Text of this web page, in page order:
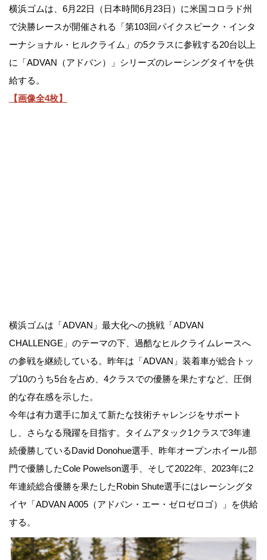
横浜ゴムは、6月22日（日本時間6月23日）に米国コロラド州
で決勝レースが開催される「第103回パイクスピーク・インタ
ーナショナル・ヒルクライム」の5クラスに参戦する20台以上
に「ADVAN（アドバン）」シリーズのレーシングタイヤを供
給する。
【画像全4枚】
横浜ゴムは「ADVAN」最大化への挑戦「ADVAN
CHALLENGE」のテーマの下、過酷なヒルクライムレースへ
の参戦を継続している。昨年は「ADVAN」装着車が総合トッ
プ10のうち5台を占め、4クラスでの優勝を果たすなど、圧倒
的な存在感を示した。
今年は有力選手に加えて新たな技術チャレンジをサポート
し、さらなる飛躍を目指す。タイムアタック1クラスで3年連
続優勝しているDavid Donohue選手、昨年オープンホイール部
門で優勝したCole Powelson選手、そして2022年、2023年に2
年連続総合優勝を果たしたRobin Shute選手にはレーシングタ
イヤ「ADVAN A005（アドバン・エー・ゼロゼロゴ）」を供給
する。